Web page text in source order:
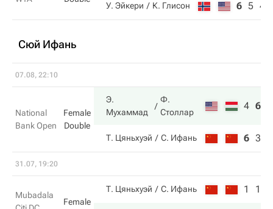
У. Эйкери К. Глисон 6 5 4
Сюй Ифань
07.08, 22:10
National
Bank Open
Female
Double
Э.
Мухаммад
Ф.
Столлар
4 6
Т. Цяньхуэй С. Ифань 6 3
31.07, 19:20
Mubadala
Female
Т. Цяньхуэй С. Ифань 1 1